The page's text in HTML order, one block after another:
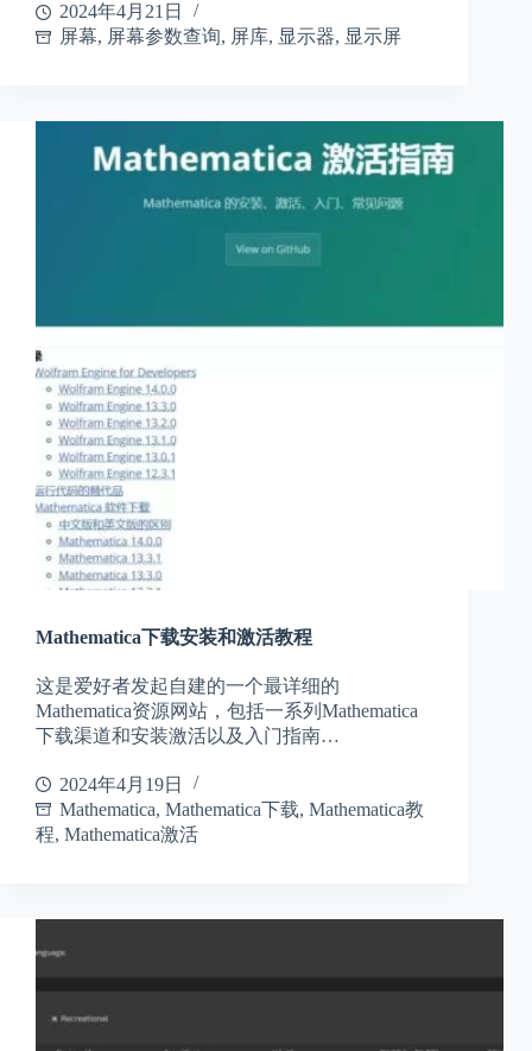
2024年4月21日
屏幕, 屏幕参数查询, 屏库, 显示器, 显示屏
Mathematica下载安装和激活教程
这是爱好者发起自建的一个最详细的
Mathematica资源网站，包括一系列Mathematica
下载渠道和安装激活以及入门指南…
2024年4月19日
Mathematica, Mathematica下载, Mathematica教
程, Mathematica激活